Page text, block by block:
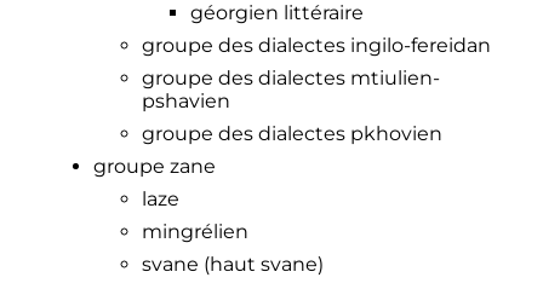
géorgien littéraire
groupe des dialectes ingilo-fereidan
groupe des dialectes mtiulien-
pshavien
groupe des dialectes pkhovien
groupe zane
laze
mingrélien
svane (haut svane)